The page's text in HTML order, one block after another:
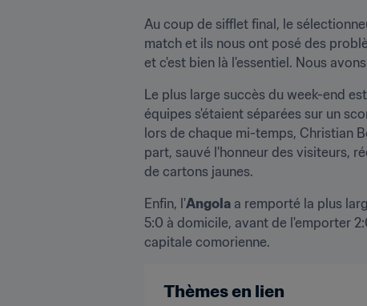
Au coup de sifflet final, le
match et ils nous ont posé des
et c'est bien là l'essentiel. Nous
Le plus large succès du week-end
équipes s'étaient séparées sur un
lors de chaque mi-temps, Christian
part, sauvé l'honneur des visiteurs,
de cartons jaunes.
Enfin, l'Angola a remporté la plus
5:0 à domicile, avant de l'emporter
capitale comorienne.
Thèmes en lien